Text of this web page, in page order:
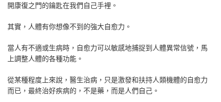
開康復之門的鑰匙在我們自己手裡。
其實，人體有你想像不到的強大自愈力。
當人有不適或生病時，自愈力可以敏感地捕捉到人體異常信號，馬
上調整人體的各種功能。
從某種程度上來說，醫生治病，只是激發和扶持人類機體的自愈力
而已，最終治好疾病的，不是藥，而是人們自己。